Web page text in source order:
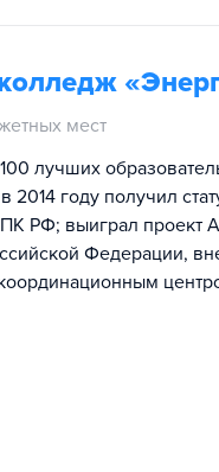
мест
лучших
2014 году получил
РФ; выиграл проект
Федерации,